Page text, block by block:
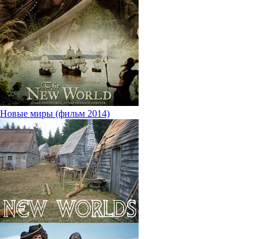
Новые миры (фильм 2014)